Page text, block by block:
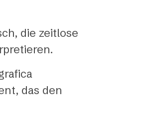
die zeitlose
das den